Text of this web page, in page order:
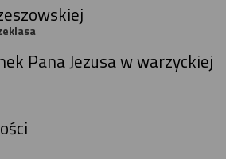
Pana Jezusa w warzyckiej